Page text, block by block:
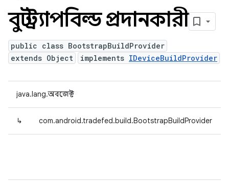
বুটস্ট্র্যাপবিল্ড প্রদানকারী
public class BootstrapBuildProvider
extends Object
implements IDeviceBuildProvider
java.lang.অবজেক্ট
↳ com.android.tradefed.build.BootstrapBuildProvider